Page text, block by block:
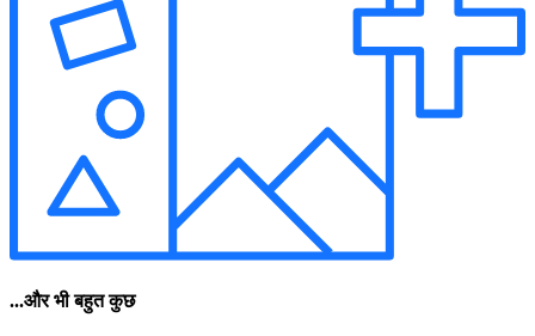
...और भी बहुत कुछ